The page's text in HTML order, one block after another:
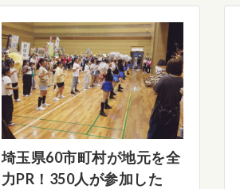
埼玉県60市町村が地元を全
力PR！350人が参加した